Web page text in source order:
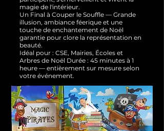
magie de l'intérieur.
Un Final à Couper le Souffle — Grande
illusion, ambiance féerique et une
touche de enchantement de Noël
garantie pour clore la représentation en
beauté.
Idéal pour : CSE, Mairies, Écoles et
Arbres de Noël Durée : 45 minutes à 1
heure — entièrement sur mesure selon
votre événement.